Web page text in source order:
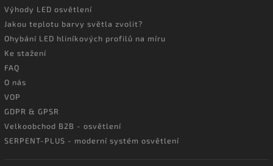
Výhody LED osvětlení
Jakou teplotu barvy světla zvolit?
Ohybání LED hliníkových profilů na míru
Ke stažení
FAQ
O nás
VOP
GDPR & GPSR
Velkoobchod B2B - osvětlení
SERPENT-PLUS - moderní systém osvětlení